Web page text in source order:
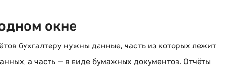
окне
бухгалтеру нужны данные, часть из которых лежит
а часть — в виде бумажных документов. Отчёты